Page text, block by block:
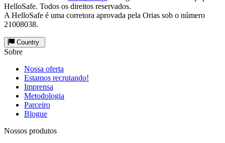
HelloSafe. Todos os direitos reservados.
A HelloSafe é uma corretora aprovada pela Orias sob o número
21008038.
Country
Sobre
Nossa oferta
Estamos recrutando!
Imprensa
Metodologia
Parceiro
Blogue
Nossos produtos